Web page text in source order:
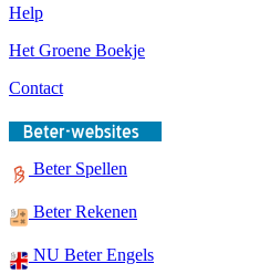
Help
Het Groene Boekje
Contact
Beter Spellen
Beter Rekenen
NU Beter Engels